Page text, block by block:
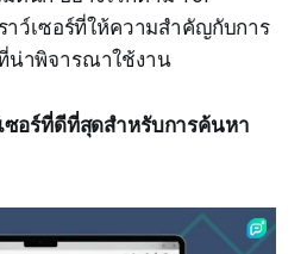
าว์เซอร์ที่ให้ความสำคัญกับการ
น่าพิจารณาใช้งาน
ซอร์ที่ดีที่สุดสำหรับการค้นหา